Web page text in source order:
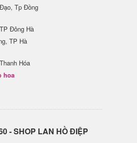
Tp Đồng
Đông Hà
TP Hà
Hóa
hoa
- SHOP LAN HỒ ĐIỆP